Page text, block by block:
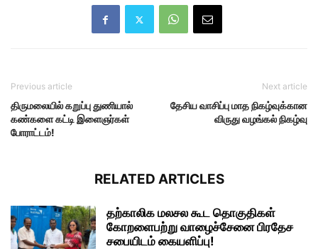
Previous article
திருமலையில் கறுப்பு துணியால்
கண்களை கட்டி இளைஞர்கள்
போராட்டம்!
Next article
தேசிய வாசிப்பு மாத நிகழ்வுக்கான
விருது வழங்கல் நிகழ்வு
RELATED ARTICLES
தற்காலிக மலசல கூட தொகுதிகள்
கோறளைபற்று வாழைச்சேனை பிரதேச
சபையிடம் கையளிப்பு!